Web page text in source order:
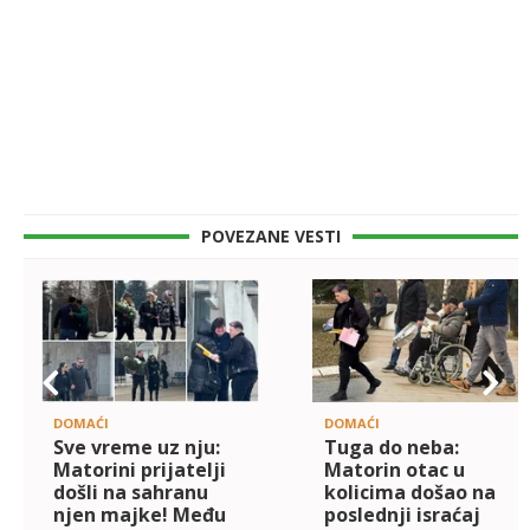
POVEZANE VESTI
DOMAĆI
Sve vreme uz nju:
Matorini prijatelji
došli na sahranu
njen majke! Među
DOMAĆI
Tuga do neba:
Matorin otac u
kolicima došao na
poslednji israćaj